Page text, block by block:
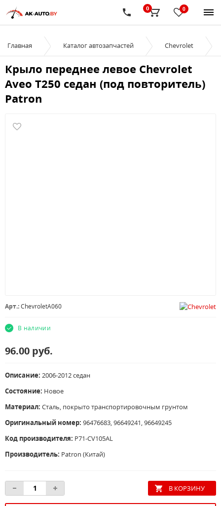
0
0
Главная Каталог автозапчастей Chevrolet
Крыло переднее левое Chevrolet
Aveo T250 седан (под повторитель)
Patron
Арт.:ChevroletA060
В наличии
96.00 руб.
Описание: 2006-2012 седан
Состояние: Новое
Материал: Сталь, покрыто транспортировочным грунтом
Оригинальный номер: 96476683,96649241,96649245
Код производителя: P71-CV105AL
Производитель: Patron (Китай)